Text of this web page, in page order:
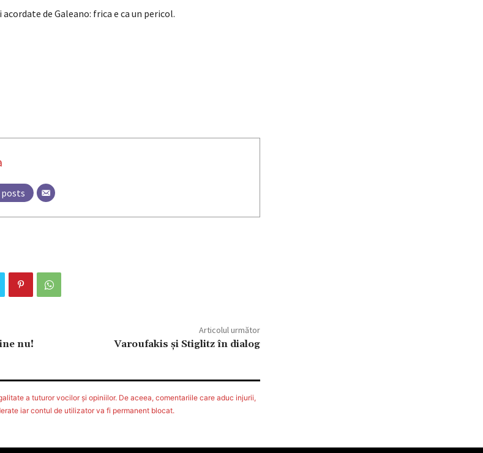
de Galeano: frica e ca un pericol.
nu!
Articolul următor
Varoufakis și Stiglitz în dialog
a tuturor vocilor şi opiniilor. De aceea, comentariile care aduc injurii,
iar contul de utilizator va fi permanent blocat.